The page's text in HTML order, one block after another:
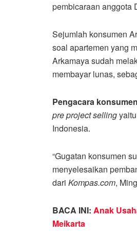
pembicaraan anggota
Sejumlah konsumen
soal apartemen yang
Arkamaya sudah
membayar lunas,
Pengacara konsumen
pre project selling
Indonesia.
“Gugatan konsumen
menyelesaikan
dari Kompas.com,
BACA INI: Anak
Meikarta